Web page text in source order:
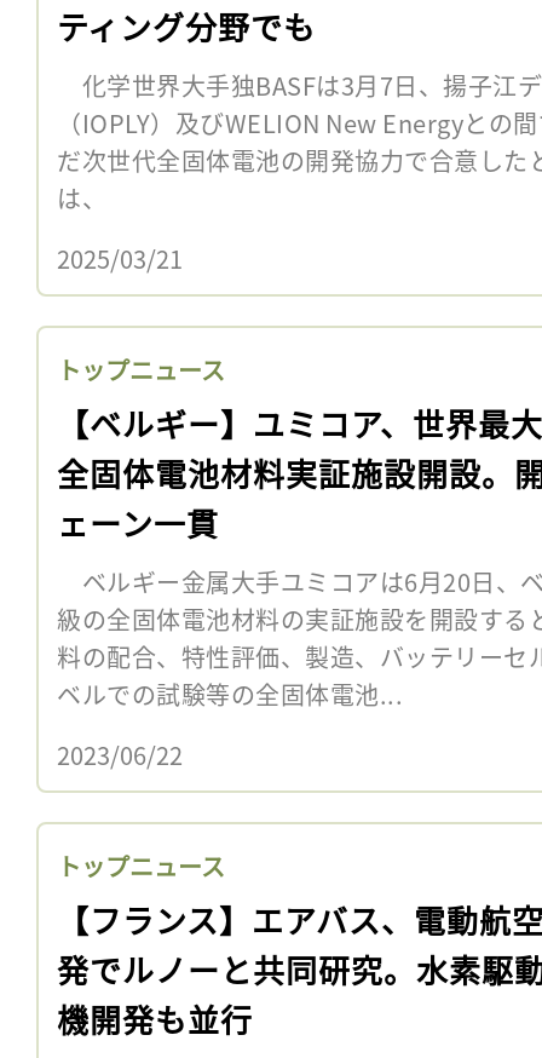
ティング分野でも
化学世界大手独BASFは3月7日、揚子江
（IOPLY）及びWELION New Energyとの
だ次世代全固体電池の開発協力で合意し
は、
2025/03/21
トップニュース
【ベルギー】ユミコア、世界最
全固体電池材料実証施設開設。
ェーン一貫
ベルギー金属大手ユミコアは6月20日、
級の全固体電池材料の実証施設を開設する
料の配合、特性評価、製造、バッテリーセ
ベルでの試験等の全固体電池...
2023/06/22
トップニュース
【フランス】エアバス、電動航
発でルノーと共同研究。水素駆
機開発も並行